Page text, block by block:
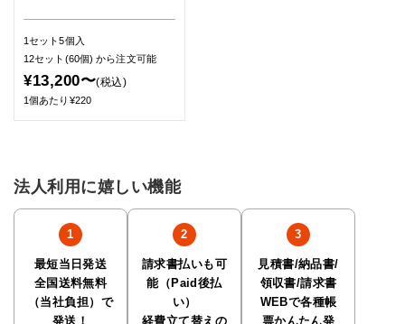
1セット5個入
12セット(60個)から注文可能
¥13,200〜(税込)
1個あたり¥220
法人利用に嬉しい機能
最短当日発送
全国送料無料
（当社負担）で
発送！
請求書払いも可
能（Paid後払
い）
経費立て替えの
見積書/納品書/
領収書/請求書
WEBで各種帳
票かんたん発